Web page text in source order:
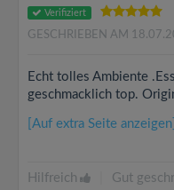
Verifiziert
GESCHRIEBEN AM
Echt tolles Ambiente
geschmacklich top.
[Auf extra Seite anzeigen]
Hilfreich Gut